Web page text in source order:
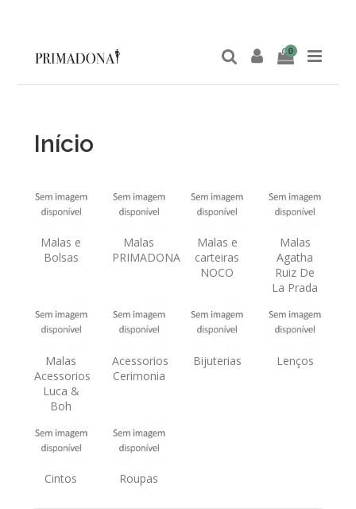
0
Início
Malas e
Bolsas
Malas
PRIMADONA
Malas e
carteiras
NOCO
Malas
Agatha
Ruiz De
La Prada
Malas
Acessorios
Luca &
Boh
Acessorios
Cerimonia
Bijuterias Lenços
Cintos Roupas